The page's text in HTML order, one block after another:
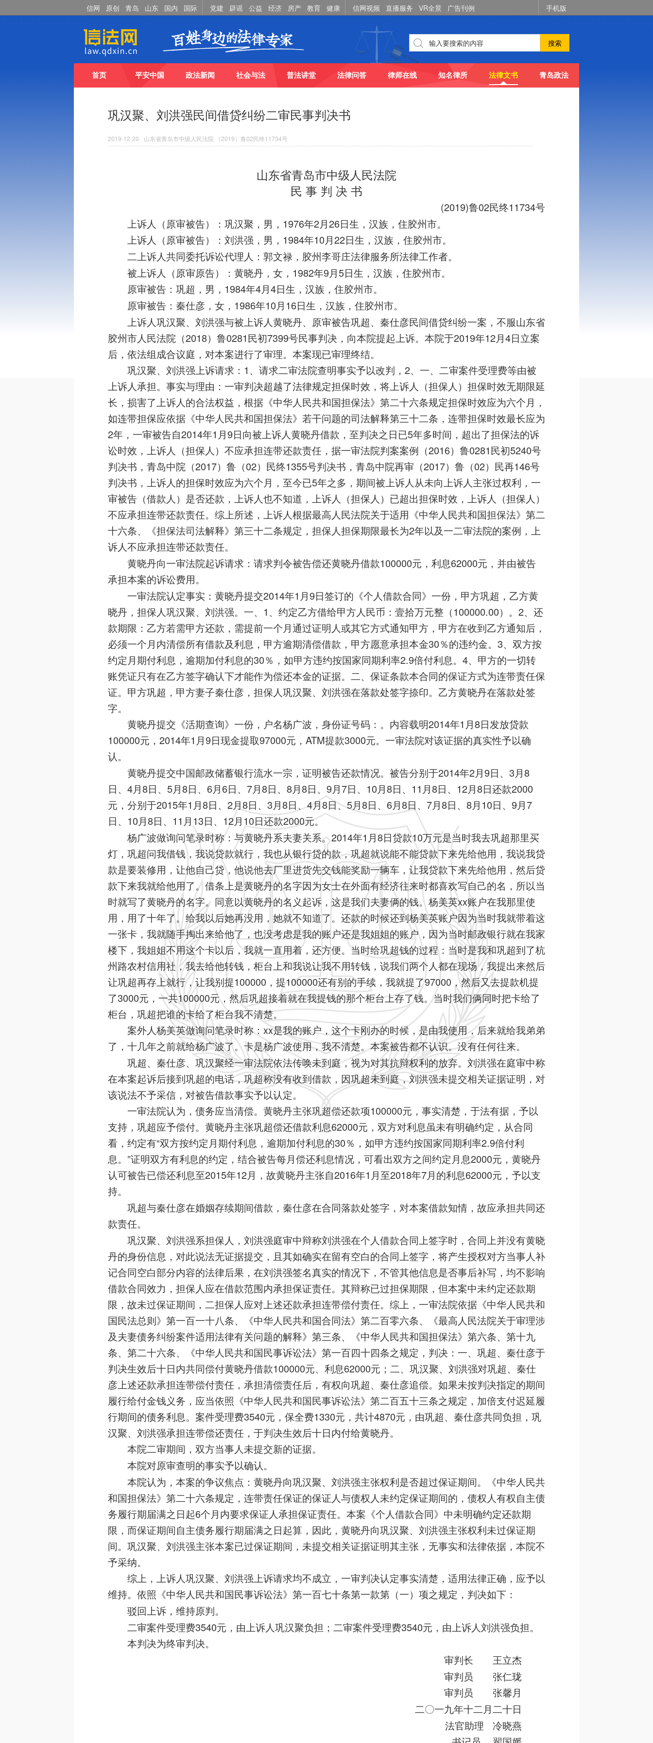
信网 原创 青岛 山东 国内 国际 党建 辟谣 公益 经济 房产 教育 健康 信网视频 直播服务 VR全景 广告刊例 手机版
搜索
首页 平安中国 政法新闻 社会与法 普法讲堂 法律问答 律师在线 知名律所 法律文书 青岛政法
巩汉聚、刘洪强民间借贷纠纷二审民事判决书
2019-12-20 山东省青岛市中级人民法院 （2019）鲁02民终11734号
山东省青岛市中级人民法院
民 事 判 决 书
(2019)鲁02民终11734号
上诉人（原审被告）：巩汉聚，男，1976年2月26日生，汉族，住胶州市。
上诉人（原审被告）：刘洪强，男，1984年10月22日生，汉族，住胶州市。
二上诉人共同委托诉讼代理人：郭文禄，胶州李哥庄法律服务所法律工作者。
被上诉人（原审原告）：黄晓丹，女，1982年9月5日生，汉族，住胶州市。
原审被告：巩超，男，1984年4月4日生，汉族，住胶州市。
原审被告：秦仕彦，女，1986年10月16日生，汉族，住胶州市。
上诉人巩汉聚、刘洪强与被上诉人黄晓丹、原审被告巩超、秦仕彦民间借贷纠纷一案，不服山东省
胶州市人民法院（2018）鲁0281民初7399号民事判决，向本院提起上诉。本院于2019年12月4日立案
后，依法组成合议庭，对本案进行了审理。本案现已审理终结。
巩汉聚、刘洪强上诉请求：1、请求二审法院查明事实予以改判，2、一、二审案件受理费等由被
上诉人承担。事实与理由：一审判决超越了法律规定担保时效，将上诉人（担保人）担保时效无期限延
长，损害了上诉人的合法权益，根据《中华人民共和国担保法》第二十六条规定担保时效应为六个月，
如连带担保应依据《中华人民共和国担保法》若干问题的司法解释第三十二条，连带担保时效最长应为
2年，一审被告自2014年1月9日向被上诉人黄晓丹借款，至判决之日已5年多时间，超出了担保法的诉
讼时效，上诉人（担保人）不应承担连带还款责任，据一审法院判案案例（2016）鲁0281民初5240号
判决书，青岛中院（2017）鲁（02）民终1355号判决书，青岛中院再审（2017）鲁（02）民再146号
判决书，上诉人的担保时效应为六个月，至今已5年之多，期间被上诉人从未向上诉人主张过权利，一
审被告（借款人）是否还款，上诉人也不知道，上诉人（担保人）已超出担保时效，上诉人（担保人）
不应承担连带还款责任。综上所述，上诉人根据最高人民法院关于适用《中华人民共和国担保法》第二
十六条、《担保法司法解释》第三十二条规定，担保人担保期限最长为2年以及一二审法院的案例，上
诉人不应承担连带还款责任。
黄晓丹向一审法院起诉请求：请求判令被告偿还黄晓丹借款100000元，利息62000元，并由被告
承担本案的诉讼费用。
一审法院认定事实：黄晓丹提交2014年1月9日签订的《个人借款合同》一份，甲方巩超，乙方黄
晓丹，担保人巩汉聚、刘洪强。一、1、约定乙方借给甲方人民币：壹拾万元整（100000.00）。2、还
款期限：乙方若需甲方还款，需提前一个月通过证明人或其它方式通知甲方，甲方在收到乙方通知后，
必须一个月内清偿所有借款及利息，甲方逾期清偿借款，甲方愿意承担本金30％的违约金。3、双方按
约定月期付利息，逾期加付利息的30％，如甲方违约按国家同期利率2.9倍付利息。4、甲方的一切转
账凭证只有在乙方签字确认下才能作为偿还本金的证据。二、保证条款本合同的保证方式为连带责任保
证。甲方巩超，甲方妻子秦仕彦，担保人巩汉聚、刘洪强在落款处签字捺印。乙方黄晓丹在落款处签
字。
黄晓丹提交《活期查询》一份，户名杨广波，身份证号码：。内容载明2014年1月8日发放贷款
100000元，2014年1月9日现金提取97000元，ATM提款3000元。一审法院对该证据的真实性予以确
认。
黄晓丹提交中国邮政储蓄银行流水一宗，证明被告还款情况。被告分别于2014年2月9日、3月8
日、4月8日、5月8日、6月6日、7月8日、8月8日、9月7日、10月8日、11月8日、12月8日还款2000
元，分别于2015年1月8日、2月8日、3月8日、4月8日、5月8日、6月8日、7月8日、8月10日、9月7
日、10月8日、11月13日、12月10日还款2000元。
杨广波做询问笔录时称：与黄晓丹系夫妻关系。2014年1月8日贷款10万元是当时我去巩超那里买
灯，巩超问我借钱，我说贷款就行，我也从银行贷的款，巩超就说能不能贷款下来先给他用，我说我贷
款是要装修用，让他自己贷，他说他去厂里进货先交钱能奖励一辆车，让我贷款下来先给他用，然后贷
款下来我就给他用了。借条上是黄晓丹的名字因为女士在外面有经济往来时都喜欢写自己的名，所以当
时就写了黄晓丹的名字。同意以黄晓丹的名义起诉，这是我们夫妻俩的钱。杨美英xx账户在我那里使
用，用了十年了。给我以后她再没用，她就不知道了。还款的时候还到杨美英账户因为当时我就带着这
一张卡，我就随手掏出来给他了，也没考虑是我的账户还是我姐姐的账户，因为当时邮政银行就在我家
楼下，我姐姐不用这个卡以后，我就一直用着，还方便。当时给巩超钱的过程：当时是我和巩超到了杭
州路农村信用社，我去给他转钱，柜台上和我说让我不用转钱，说我们两个人都在现场，我提出来然后
让巩超再存上就行，让我别提100000，提100000还有别的手续，我就提了97000，然后又去提款机提
了3000元，一共100000元，然后巩超接着就在我提钱的那个柜台上存了钱。当时我们俩同时把卡给了
柜台，巩超把谁的卡给了柜台我不清楚。
案外人杨美英做询问笔录时称：xx是我的账户，这个卡刚办的时候，是由我使用，后来就给我弟弟
了，十几年之前就给杨广波了。卡是杨广波使用，我不清楚。本案被告都不认识。没有任何往来。
巩超、秦仕彦、巩汉聚经一审法院依法传唤未到庭，视为对其抗辩权利的放弃。刘洪强在庭审中称
在本案起诉后接到巩超的电话，巩超称没有收到借款，因巩超未到庭，刘洪强未提交相关证据证明，对
该说法不予采信，对被告借款事实予以认定。
一审法院认为，债务应当清偿。黄晓丹主张巩超偿还款项100000元，事实清楚，于法有据，予以
支持，巩超应予偿付。黄晓丹主张巩超偿还借款利息62000元，双方对利息虽未有明确约定，从合同
看，约定有“双方按约定月期付利息，逾期加付利息的30％，如甲方违约按国家同期利率2.9倍付利
息。”证明双方有利息的约定，结合被告每月偿还利息情况，可看出双方之间约定月息2000元，黄晓丹
认可被告已偿还利息至2015年12月，故黄晓丹主张自2016年1月至2018年7月的利息62000元，予以支
持。
巩超与秦仕彦在婚姻存续期间借款，秦仕彦在合同落款处签字，对本案借款知情，故应承担共同还
款责任。
巩汉聚、刘洪强系担保人，刘洪强庭审中辩称刘洪强在个人借款合同上签字时，合同上并没有黄晓
丹的身份信息，对此说法无证据提交，且其如确实在留有空白的合同上签字，将产生授权对方当事人补
记合同空白部分内容的法律后果，在刘洪强签名真实的情况下，不管其他信息是否事后补写，均不影响
借款合同效力，担保人应在借款范围内承担保证责任。其辩称已过担保期限，但本案中未约定还款期
限，故未过保证期间，二担保人应对上述还款承担连带偿付责任。综上，一审法院依据《中华人民共和
国民法总则》第一百一十八条、《中华人民共和国合同法》第二百零六条、《最高人民法院关于审理涉
及夫妻债务纠纷案件适用法律有关问题的解释》第三条、《中华人民共和国担保法》第六条、第十九
条、第二十六条、《中华人民共和国民事诉讼法》第一百四十四条之规定，判决：一、巩超、秦仕彦于
判决生效后十日内共同偿付黄晓丹借款100000元、利息62000元；二、巩汉聚、刘洪强对巩超、秦仕
彦上述还款承担连带偿付责任，承担清偿责任后，有权向巩超、秦仕彦追偿。如果未按判决指定的期间
履行给付金钱义务，应当依照《中华人民共和国民事诉讼法》第二百五十三条之规定，加倍支付迟延履
行期间的债务利息。案件受理费3540元，保全费1330元，共计4870元，由巩超、秦仕彦共同负担，巩
汉聚、刘洪强承担连带偿还责任，于判决生效后十日内付给黄晓丹。
本院二审期间，双方当事人未提交新的证据。
本院对原审查明的事实予以确认。
本院认为，本案的争议焦点：黄晓丹向巩汉聚、刘洪强主张权利是否超过保证期间。《中华人民共
和国担保法》第二十六条规定，连带责任保证的保证人与债权人未约定保证期间的，债权人有权自主债
务履行期届满之日起6个月内要求保证人承担保证责任。本案《个人借款合同》中未明确约定还款期
限，而保证期间自主债务履行期届满之日起算，因此，黄晓丹向巩汉聚、刘洪强主张权利未过保证期
间。巩汉聚、刘洪强主张本案已过保证期间，未提交相关证据证明其主张，无事实和法律依据，本院不
予采纳。
综上，上诉人巩汉聚、刘洪强上诉请求均不成立，一审判决认定事实清楚，适用法律正确，应予以
维持。依照《中华人民共和国民事诉讼法》第一百七十条第一款第（一）项之规定，判决如下：
驳回上诉，维持原判。
二审案件受理费3540元，由上诉人巩汉聚负担；二审案件受理费3540元，由上诉人刘洪强负担。
本判决为终审判决。
审判长 王立杰
审判员 张仁珑
审判员 张馨月
二〇一九年十二月二十日
法官助理 冷晓燕